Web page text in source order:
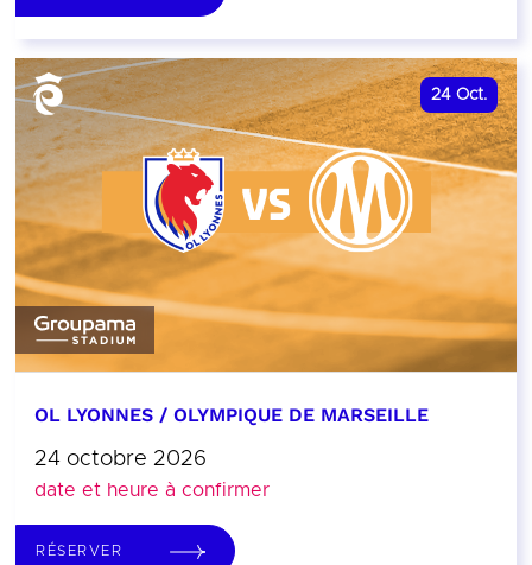
24 Oct.
OL LYONNES / OLYMPIQUE DE MARSEILLE
24 octobre 2026
date et heure à confirmer
RÉSERVER